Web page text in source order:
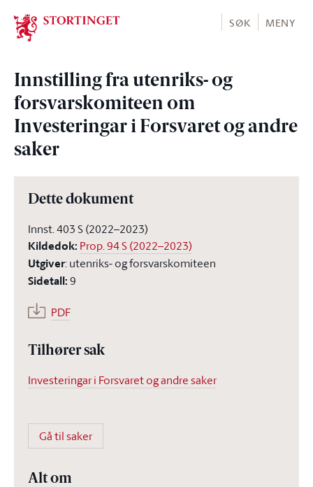
Stortinget.no
SØK MENY
Innstilling fra utenriks- og
forsvarskomiteen om
Investeringar i Forsvaret og andre
saker
Dette dokument
Innst. 403 S (2022–2023)
Kildedok: Prop. 94 S (2022–2023)
Utgiver:utenriks- og forsvarskomiteen
Sidetall:9
PDF
Tilhører sak
Investeringar i Forsvaret og andre saker
Gå til saker
Alt om